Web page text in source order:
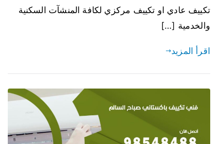
تكييف عادي او تكييف مركزي لكافة المنشآت السكنية
والخدمية […]
اقرأ المزيد